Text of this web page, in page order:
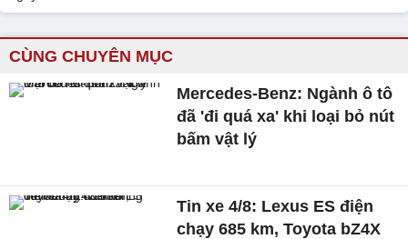
CÙNG CHUYÊN MỤC
Mercedes-Benz: Ngành ô tô
đã 'đi quá xa' khi loại bỏ nút
bấm vật lý
Tin xe 4/8: Lexus ES điện
chạy 685 km, Toyota bZ4X